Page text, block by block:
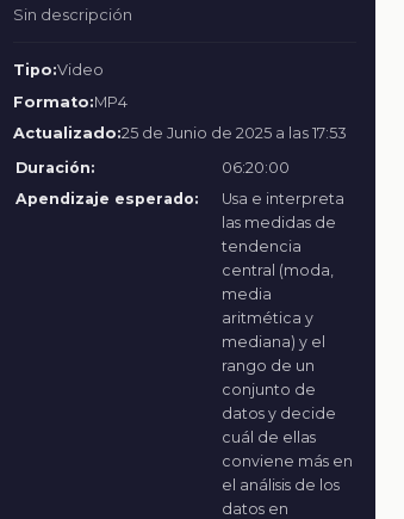
Sin descripción
Tipo:Video
Formato:MP4
Actualizado:25 de Junio de 2025 a las 17:53
Duración:
06:20:00
Apendizaje esperado:
Usa e interpreta
las medidas de
tendencia
central (moda,
media
aritmética y
mediana) y el
rango de un
conjunto de
datos y decide
cuál de ellas
conviene más en
el análisis de los
datos en